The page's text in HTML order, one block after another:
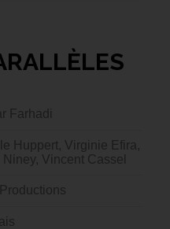
Farhadi
Huppert, Virginie Efira,
Niney, Vincent Cassel